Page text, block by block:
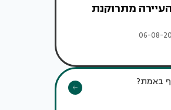
מתרוקנת
06-08-